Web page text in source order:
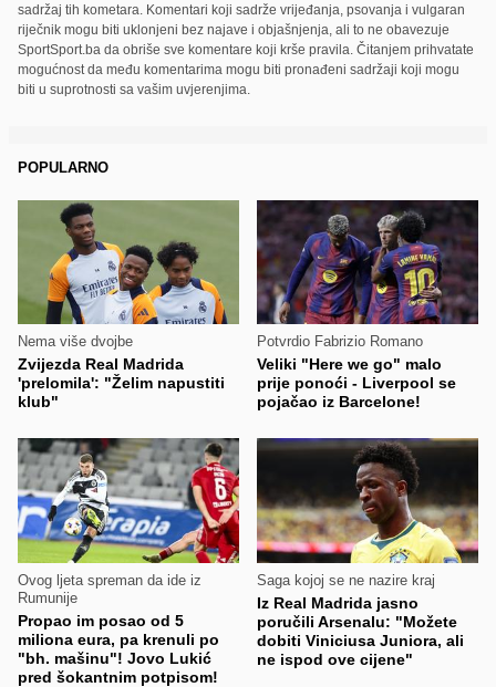
sadržaj tih kometara. Komentari koji sadrže vrijeđanja, psovanja i vulgaran
riječnik mogu biti uklonjeni bez najave i objašnjenja, ali to ne obavezuje
SportSport.ba da obriše sve komentare koji krše pravila. Čitanjem prihvatate
mogućnost da među komentarima mogu biti pronađeni sadržaji koji mogu
biti u suprotnosti sa vašim uvjerenjima.
POPULARNO
Nema više dvojbe
Zvijezda Real Madrida
'prelomila': "Želim napustiti
klub"
Potvrdio Fabrizio Romano
Veliki "Here we go" malo
prije ponoći - Liverpool se
pojačao iz Barcelone!
Ovog ljeta spreman da ide iz
Rumunije
Propao im posao od 5
miliona eura, pa krenuli po
"bh. mašinu"! Jovo Lukić
pred šokantnim potpisom!
Saga kojoj se ne nazire kraj
Iz Real Madrida jasno
poručili Arsenalu: "Možete
dobiti Viniciusa Juniora, ali
ne ispod ove cijene"